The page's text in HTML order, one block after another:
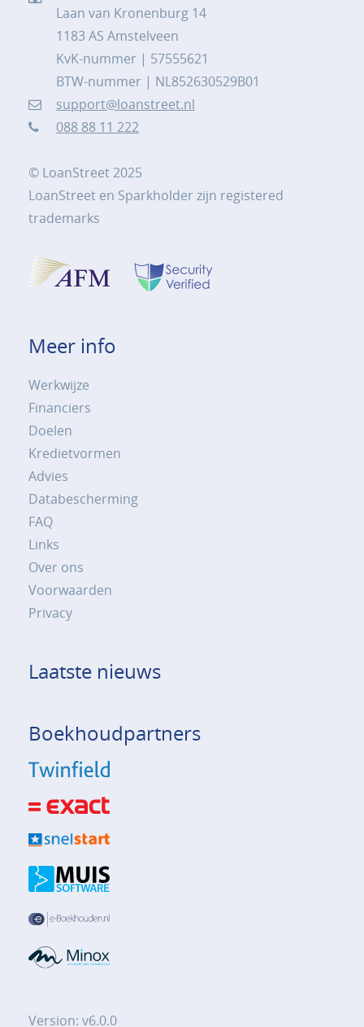
Laan van Kronenburg 14
1183 AS Amstelveen
KvK-nummer | 57555621
BTW-nummer | NL852630529B01
support@loanstreet.nl
088 88 11 222
© LoanStreet 2025
LoanStreet en Sparkholder zijn registered
trademarks
Meer info
Werkwijze
Financiers
Doelen
Kredietvormen
Advies
Databescherming
FAQ
Links
Over ons
Voorwaarden
Privacy
Laatste nieuws
Boekhoudpartners
Version: v6.0.0